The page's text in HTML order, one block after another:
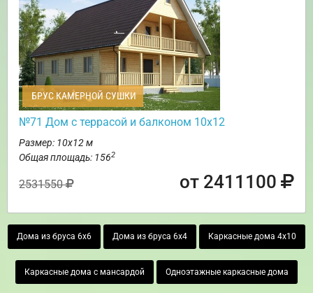
БРУС КАМЕРНОЙ СУШКИ
№71 Дом с террасой и балконом 10х12
Размер: 10х12 м
Общая площадь: 1562
2531550 от 2411100
Дома из бруса 6х6 Дома из бруса 6х4 Каркасные дома 4х10
Каркасные дома с мансардой Одноэтажные каркасные дома